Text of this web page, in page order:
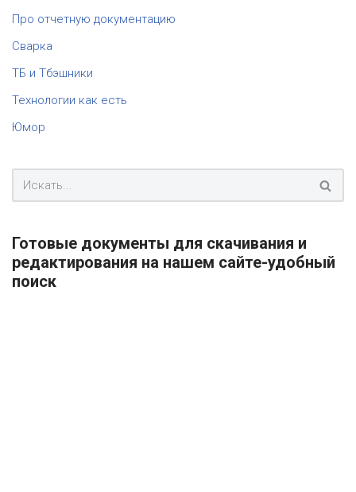
Про отчетную документацию
Сварка
ТБ и Тбэшники
Технологии как есть
Юмор
Готовые документы для скачивания и
редактирования на нашем сайте-удобный
поиск